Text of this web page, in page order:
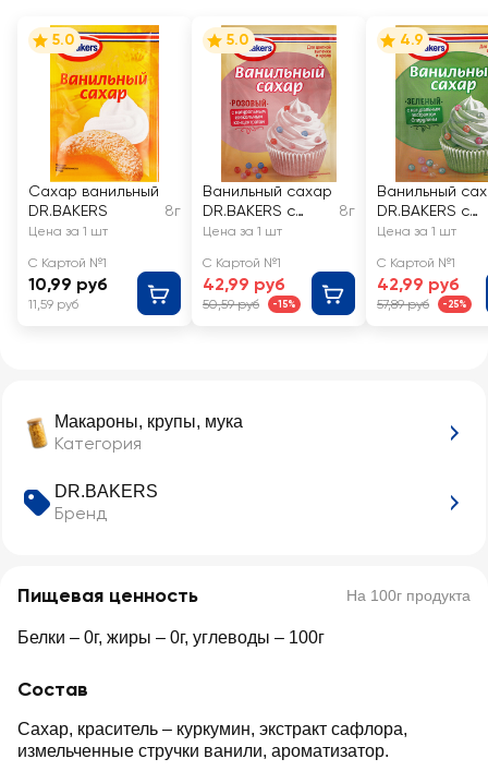
Макароны, крупы, мука
Категория
DR.BAKERS
Бренд
Пищевая ценность На 100г продукта
Белки – 0г, жиры – 0г, углеводы – 100г
Состав
Сахар, краситель – куркумин, экстракт сафлора,
измельченные стручки ванили, ароматизатор.
5.0
Сахар ванильный
DR.BAKERS
8г
Цена за 1 шт
С Картой №1
10,99 руб
11,59 руб
5.0
Ванильный сахар
DR.BAKERS с
розовым
8г
Цена за 1 шт
С Картой №1
42,99 руб
50,59 руб -15%
4.9
Ванильный
DR.BAKERS с
зеленым
Цена за 1 шт
С Картой №1
42,99 руб
57,89 руб -25%